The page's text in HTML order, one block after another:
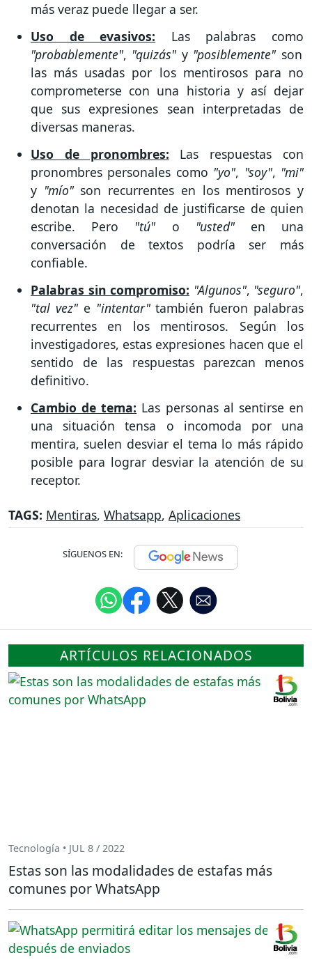
más veraz puede llegar a ser.
Uso de evasivos: Las palabras como
"probablemente", "quizás"y"posiblemente"son
las más usadas por los mentirosos para no
comprometerse con una historia y así dejar
que sus expresiones sean interpretadas de
diversas maneras.
Uso de pronombres: Las respuestas con
pronombres personales como "yo", "soy", "mi"
y "mío"son recurrentes en los mentirosos y
denotan la necesidad de justificarse de quien
escribe. Pero "tú"o "usted"en una
conversación de textos podría ser más
confiable.
Palabras sin compromiso: "Algunos", "seguro",
"tal vez" e "intentar"también fueron palabras
recurrentes en los mentirosos. Según los
investigadores, estas expresiones hacen que el
sentido de las respuestas parezcan menos
definitivo.
Cambio de tema: Las personas al sentirse en
una situación tensa o incomoda por una
mentira, suelen desviar el tema lo más rápido
posible para lograr desviar la atención de su
receptor.
TAGS: Mentiras, Whatsapp, Aplicaciones
SÍGUENOS EN:
ARTÍCULOS RELACIONADOS
Tecnología • JUL 8 / 2022
Estas son las modalidades de estafas más
comunes por WhatsApp